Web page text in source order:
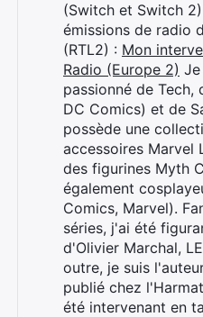
(Switch et Switch
émissions de radio
(RTL2) : Mon
Radio (Europe 2) Je
passionné de Tech,
DC Comics) et de
possède une
accessoires Marvel
des figurines Myth
également
Comics, Marvel).
séries, j'ai été
d'Olivier Marchal,
outre, je suis
publié chez
été intervenant en